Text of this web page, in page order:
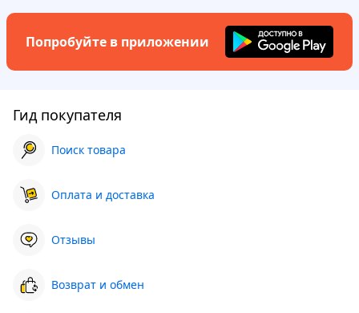
Попробуйте в приложении
Гид покупателя
Поиск товара
Оплата и доставка
Отзывы
Возврат и обмен